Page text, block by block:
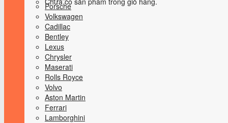
Porsche
Volkswagen
Cadillac
Bentley
Lexus
Chrysler
Maserati
Rolls Royce
Volvo
Aston Martin
Ferrari
Lamborghini